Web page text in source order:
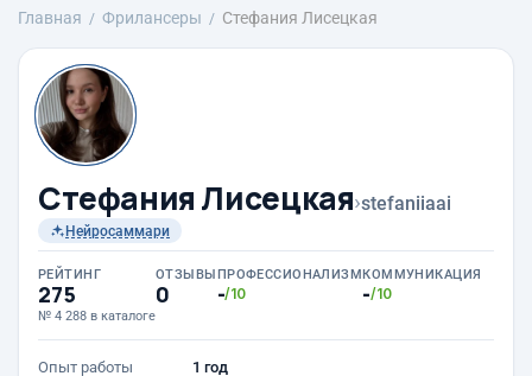
Главная Фрилансеры Стефания Лисецкая
Стефания Лисецкая›stefaniiaai
Нейросаммари
РЕЙТИНГ
275
№ 4 288 в каталоге
ОТЗЫВЫ
0
ПРОФЕССИОНАЛИЗМ
-/10
КОММУНИКАЦИЯ
-/10
Опыт работы
1 год